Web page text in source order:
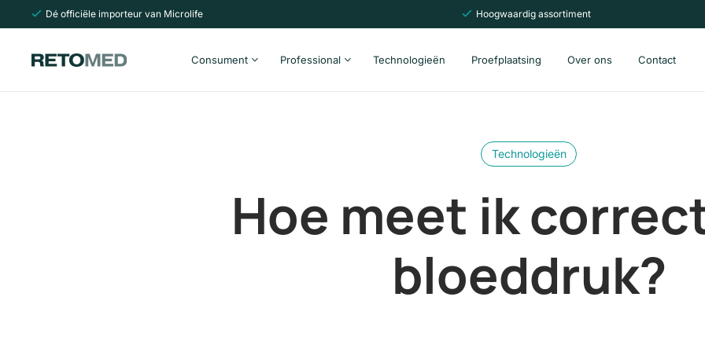
Dé officiële importeur van Microlife Hoogwaardig assortiment
Consument Professional Technologieën Proefplaatsing Over ons Contact
Technologieën
Hoe meet ik
bloeddruk?